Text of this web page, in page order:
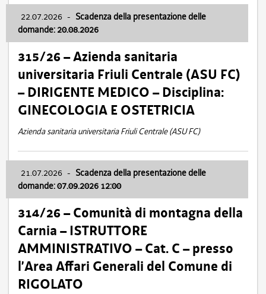
22.07.2026 - Scadenza della presentazione delle
domande: 20.08.2026
315/26 – Azienda sanitaria
universitaria Friuli Centrale (ASU FC)
– DIRIGENTE MEDICO – Disciplina:
GINECOLOGIA E OSTETRICIA
Azienda sanitaria universitaria Friuli Centrale (ASU FC)
21.07.2026 - Scadenza della presentazione delle
domande: 07.09.2026 12:00
314/26 – Comunità di montagna della
Carnia – ISTRUTTORE
AMMINISTRATIVO – Cat. C – presso
l’Area Affari Generali del Comune di
RIGOLATO